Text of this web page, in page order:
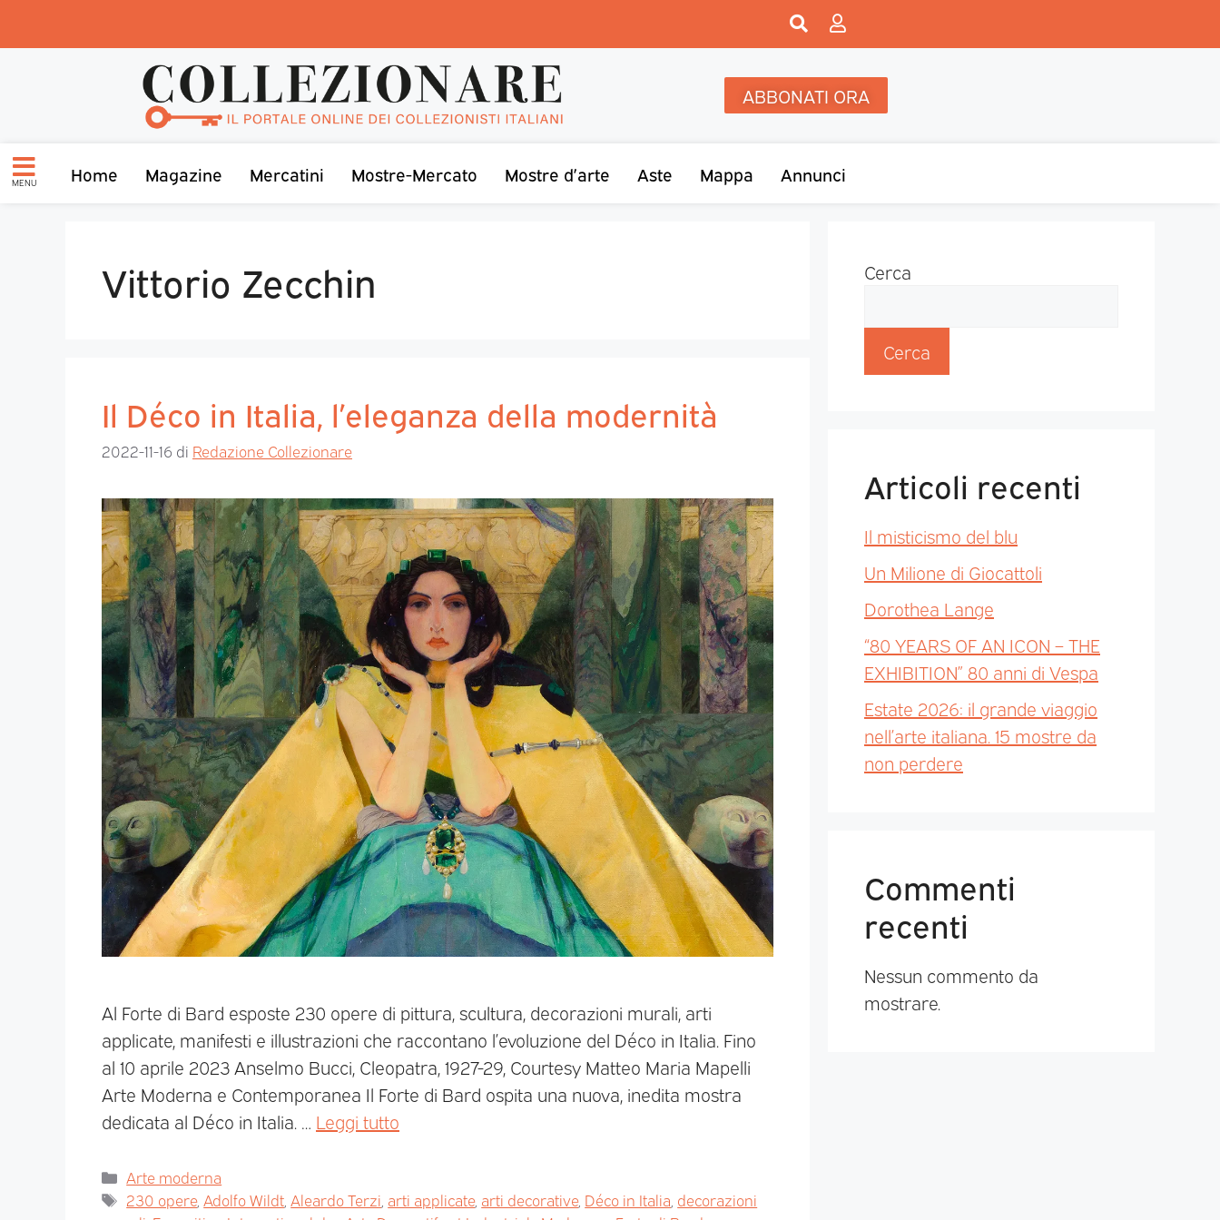
ABBONATI ORA
MENU Home Magazine Mercatini Mostre-Mercato Mostre d’arte Aste Mappa Annunci
Vittorio Zecchin
Il Déco in Italia, l’eleganza della modernità
2022-11-16 di Redazione Collezionare
Al Forte di Bard esposte 230 opere di pittura, scultura, decorazioni murali, arti
applicate, manifesti e illustrazioni che raccontano l’evoluzione del Déco in Italia. Fino
al 10 aprile 2023 Anselmo Bucci, Cleopatra, 1927-29, Courtesy Matteo Maria Mapelli
Arte Moderna e Contemporanea Il Forte di Bard ospita una nuova, inedita mostra
dedicata al Déco in Italia. … Leggi tutto
Arte moderna
230 opere,Adolfo Wildt ,Aleardo Terzi arti applicate, arti decorative, Déco in Italia decorazioni
Cerca
Cerca
Articoli recenti
Il misticismo del blu
Un Milione di Giocattoli
Dorothea Lange
“80 YEARS OF AN ICON – THE
EXHIBITION” 80 anni di Vespa
Estate 2026: il grande viaggio
nell’arte italiana. 15 mostre da
non perdere
Commenti
recenti
Nessun commento da
mostrare.